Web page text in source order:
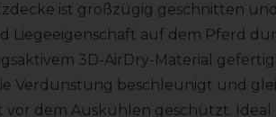
ist großzügig geschnitten
Liegeeigenschaft auf dem Pferd
3D-AirDry-Material
Verdunstung beschleunigt und
dem Auskühlen geschützt. Ideal